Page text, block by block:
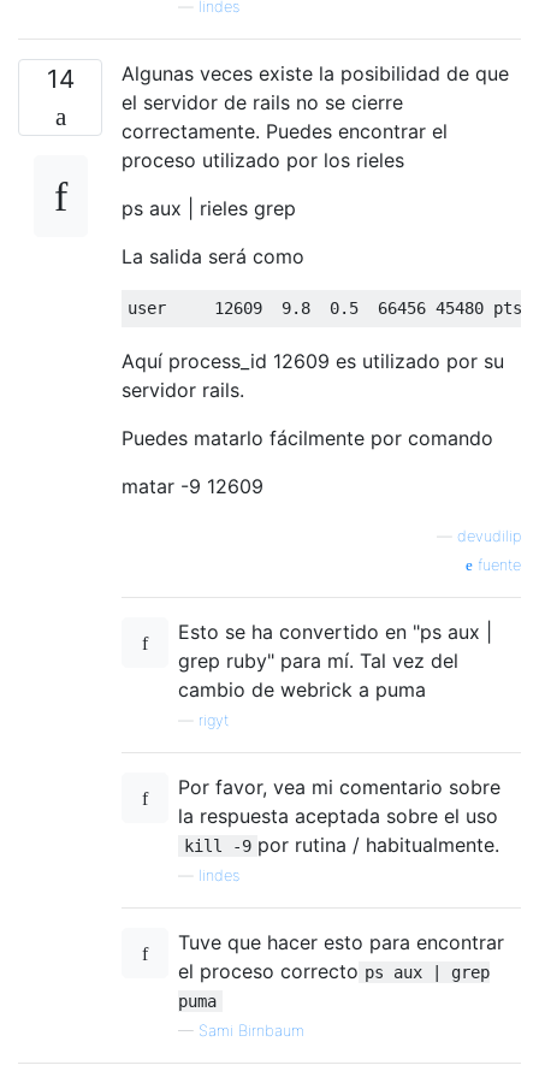
lindes
14
Algunas veces existe la posibilidad de que
el servidor de rails no se cierre
correctamente. Puedes encontrar el
proceso utilizado por los rieles
ps aux | rieles grep
La salida será como
user 12609 9.8 0.5 66456 45480 pts
Aquí process_id 12609 es utilizado por su
servidor rails.
Puedes matarlo fácilmente por comando
matar -9 12609
devudilip
fuente
Esto se ha convertido en "ps aux |
grep ruby" para mí. Tal vez del
cambio de webrick a puma
rigyt
Por favor, vea mi comentario sobre
la respuesta aceptada sobre el uso
kill -9 por rutina / habitualmente.
lindes
Tuve que hacer esto para encontrar
el proceso correcto ps aux | grep
puma
— Sami Birnbaum